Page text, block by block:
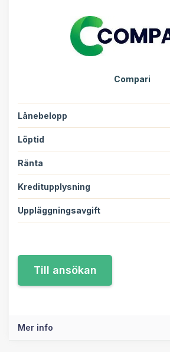
Compari
Lånebelopp
Löptid
Ränta
Kreditupplysning
Uppläggningsavgift
Mer info